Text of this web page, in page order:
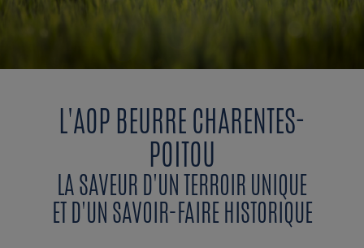
L'AOP BEURRE CHARENTES-
POITOU
LA SAVEUR D'UN TERROIR UNIQUE
ET D'UN SAVOIR-FAIRE HISTORIQUE